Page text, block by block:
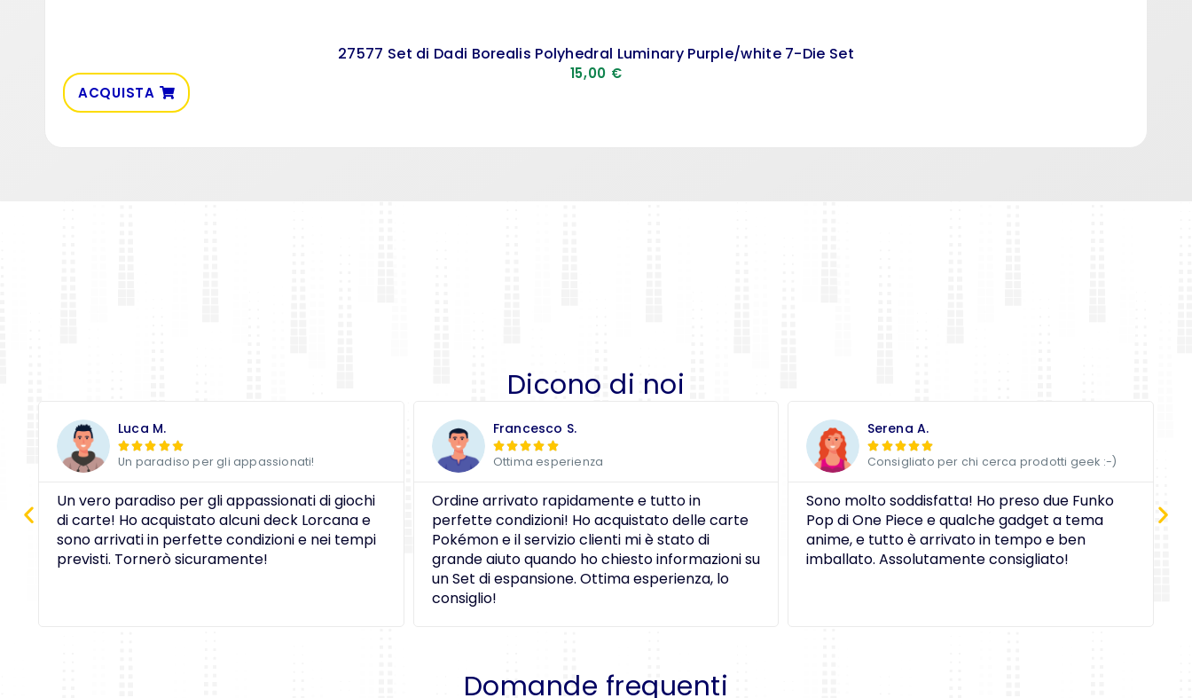
27577 Set di Dadi Borealis Polyhedral Luminary Purple/white 7-Die Set
15,00 €
ACQUISTA
Dicono di noi
Luca M.
 
Un paradiso per gli appassionati!
Un vero paradiso per gli appassionati di giochi
di carte! Ho acquistato alcuni deck Lorcana e
sono arrivati in perfette condizioni e nei tempi
previsti. Tornerò sicuramente!
Francesco S.
 
Ottima esperienza
Ordine arrivato rapidamente e tutto in
perfette condizioni! Ho acquistato delle carte
Pokémon e il servizio clienti mi è stato di
grande aiuto quando ho chiesto informazioni su
un Set di espansione. Ottima esperienza, lo
consiglio!
Serena A.
 
Consigliato per chi cerca prodotti geek :-)
Sono molto soddisfatta! Ho preso due Funko
Pop di One Piece e qualche gadget a tema
anime, e tutto è arrivato in tempo e ben
imballato. Assolutamente consigliato!
Domande frequenti